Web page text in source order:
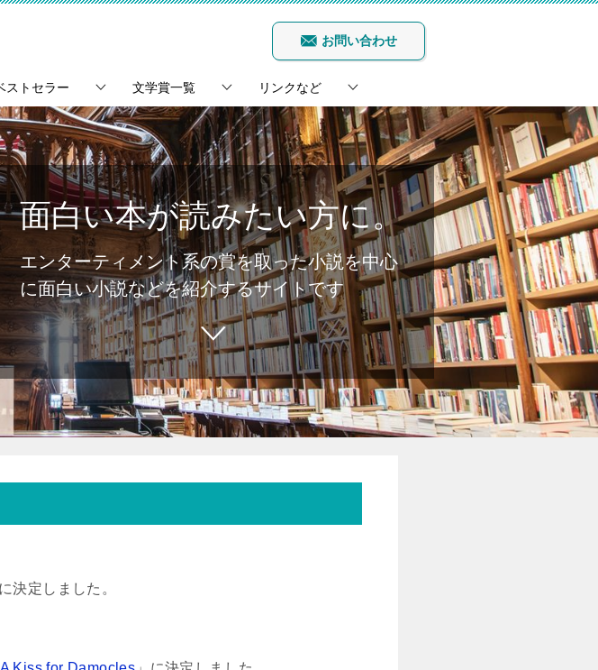
お問い合わせ
ストセラー 文学賞一覧 リンクなど
面白い本が読みたい方に。
エンターティメント系の賞を取った小説を中心
に面白い小説などを紹介するサイトです
決定しました。